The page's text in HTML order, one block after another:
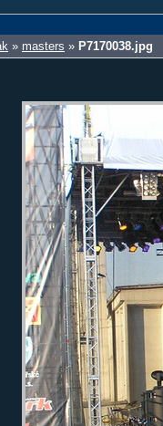
» masters » P7170038.jpg